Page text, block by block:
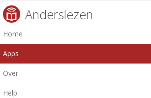
Anderslezen
Home
Apps
Over
Help